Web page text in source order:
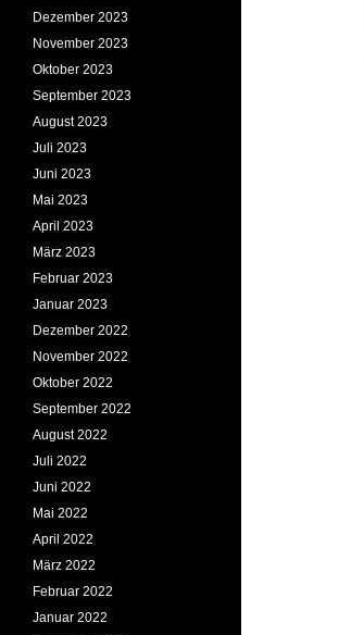
Dezember 2023
November 2023
Oktober 2023
September 2023
August 2023
Juli 2023
Juni 2023
Mai 2023
April 2023
März 2023
Februar 2023
Januar 2023
Dezember 2022
November 2022
Oktober 2022
September 2022
August 2022
Juli 2022
Juni 2022
Mai 2022
April 2022
März 2022
Februar 2022
Januar 2022